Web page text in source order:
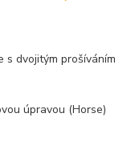
s dvojitým prošíváním
úpravou (Horse)